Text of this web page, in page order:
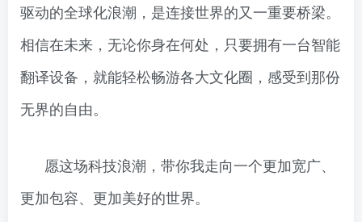
驱动的全球化浪潮，是连接世界的又一重要桥梁。
相信在未来，无论你身在何处，只要拥有一台智能
翻译设备，就能轻松畅游各大文化圈，感受到那份
无界的自由。
愿这场科技浪潮，带你我走向一个更加宽广、
更加包容、更加美好的世界。